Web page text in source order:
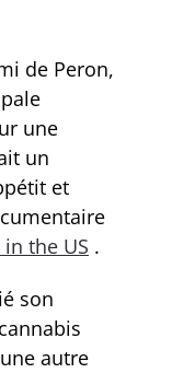
de Peron,
une
un
et
the US .
son
autre